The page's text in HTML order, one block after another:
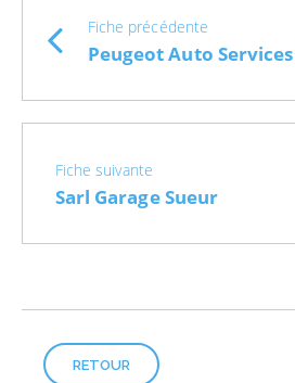
Fiche précédente
Peugeot Auto
Fiche suivante
Sarl Garage Sueur
RETOUR